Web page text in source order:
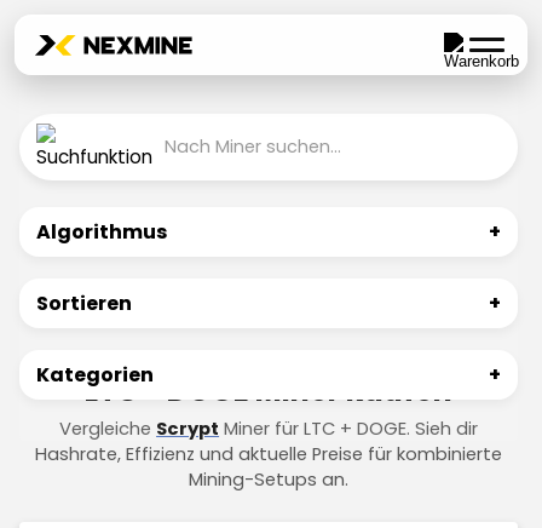
Algorithmus +
Sortieren +
Kategorien +
LTC + DOGE Miner kaufen
Vergleiche Scrypt Miner für LTC + DOGE. Sieh dir
Hashrate, Effizienz und aktuelle Preise für kombinierte
Mining-Setups an.